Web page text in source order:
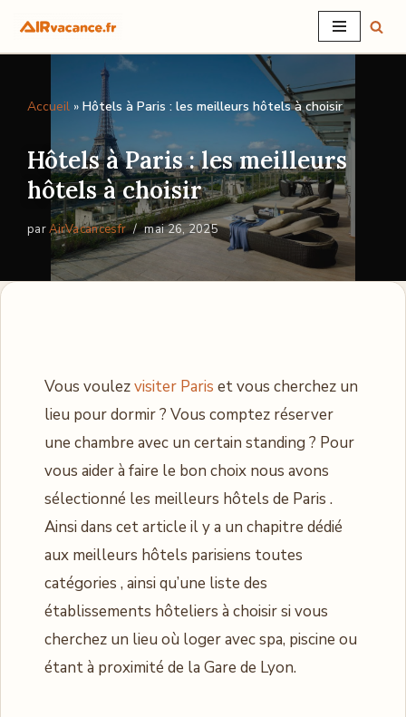
Aller
contenu
Accueil » Hôtels à Paris : les meilleurs hôtels à choisir
Hôtels à Paris : les meilleurs
hôtels à choisir
parAirVacancesfr mai 26, 2025
Vous voulezvisiter Paris et vous cherchez un
lieu pour dormir ? Vous comptez réserver
une chambre avec un certain standing ? Pour
vous aider à faire le bon choix nous avons
sélectionné les meilleurs hôtels de Paris .
Ainsi dans cet article il y a un chapitre dédié
aux meilleurs hôtels parisiens toutes
catégories , ainsi qu’une liste des
établissements hôteliers à choisir si vous
cherchez un lieu où loger avec spa, piscine ou
étant à proximité de la Gare de Lyon.